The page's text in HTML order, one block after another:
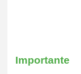
Importante